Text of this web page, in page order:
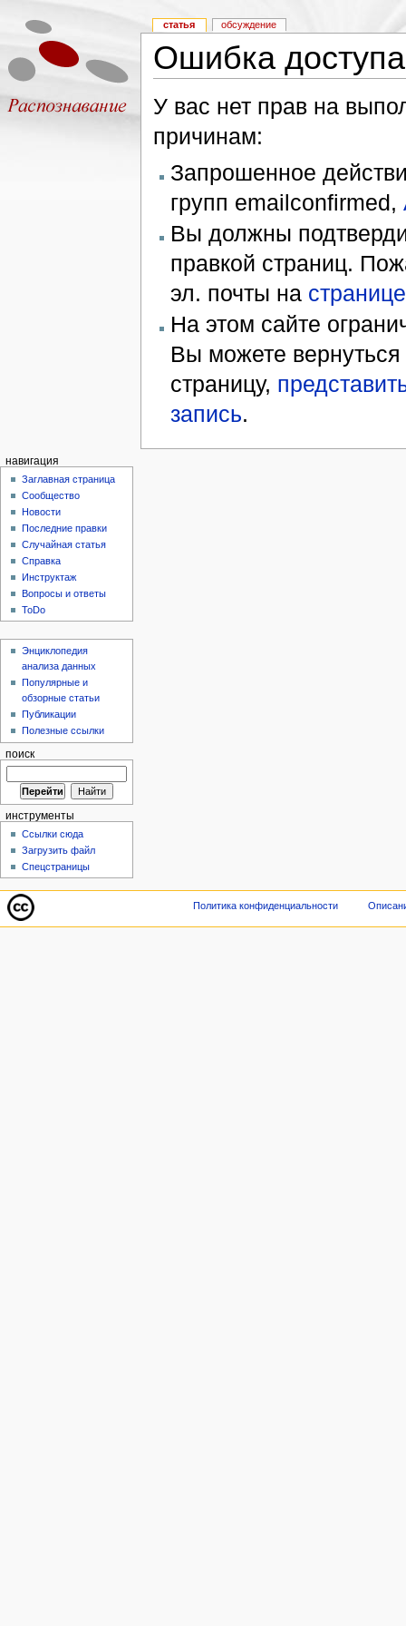
Ошибка доступа
У вас нет прав на
причинам:
Запрошенное
групп emailconfirmed,
Вы должны
правкой страниц.
эл. почты на
На этом сайте
Вы можете
страницу,
запись.
статья обсуждение
навигация
Заглавная страница
Сообщество
Новости
Последние правки
Случайная статья
Справка
Инструктаж
Вопросы и ответы
ToDo
Энциклопедия
анализа данных
Популярные и
обзорные статьи
Публикации
Полезные ссылки
поиск
инструменты
Ссылки сюда
Загрузить файл
Спецстраницы
Политика конфиденциальности